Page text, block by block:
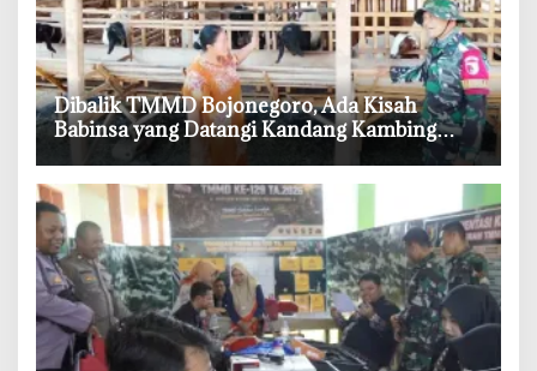
‎Dibalik TMMD Bojonegoro, Ada Kisah
Babinsa yang Datangi Kandang Kambing
Demi Dengar Keluh Warga